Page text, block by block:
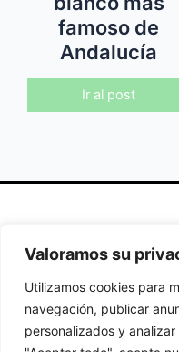
Valoramos su
Utilizamos cookies para
navegación, publicar
personalizados y
famoso de
Andalucía
Ir al post
Buscador de
Hoteles
Guías de Viajes